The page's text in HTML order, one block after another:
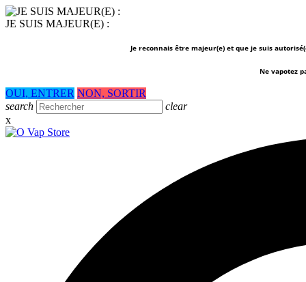
JE SUIS MAJEUR(E) :
Je reconnais être majeur(e) et que je suis
Ne vapotez
OUI, ENTRER NON, SORTIR
search
clear
x